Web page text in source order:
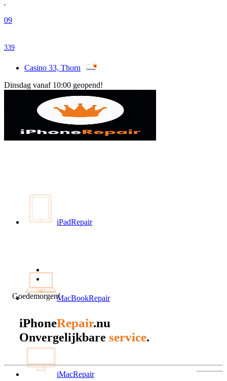
09
339
Casino 33, Thorn
Dinsdag vanaf 10:00 geopend!
iPadRepair
MacBookRepair
iMacRepair
Goedemorgen!
iPhoneRepair.nu
Onvergelijkbare service.